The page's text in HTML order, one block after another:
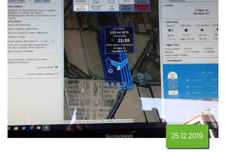
25.12.2019